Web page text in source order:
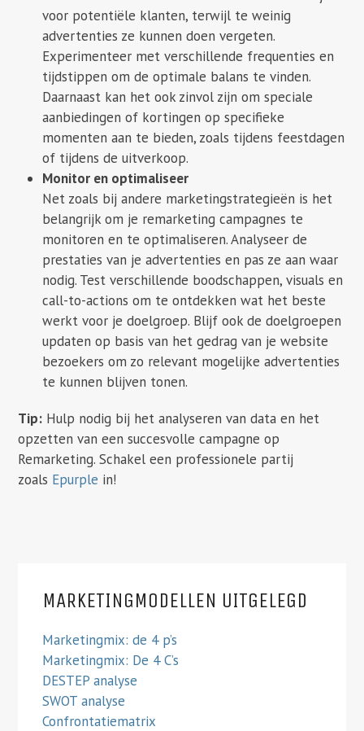
voor potentiële klanten, terwijl te weinig
advertenties ze kunnen doen vergeten.
Experimenteer met verschillende frequenties en
tijdstippen om de optimale balans te vinden.
Daarnaast kan het ook zinvol zijn om speciale
aanbiedingen of kortingen op specifieke
momenten aan te bieden, zoals tijdens feestdagen
of tijdens de uitverkoop.
Monitor en optimaliseer
Net zoals bij andere marketingstrategieën is het
belangrijk om je remarketing campagnes te
monitoren en te optimaliseren. Analyseer de
prestaties van je advertenties en pas ze aan waar
nodig. Test verschillende boodschappen, visuals en
call-to-actions om te ontdekken wat het beste
werkt voor je doelgroep. Blijf ook de doelgroepen
updaten op basis van het gedrag van je website
bezoekers om zo relevant mogelijke advertenties
te kunnen blijven tonen.
Tip: Hulp nodig bij het analyseren van data en het
opzetten van een succesvolle campagne op
Remarketing. Schakel een professionele partij
zoals Epurple in!
MARKETINGMODELLEN UITGELEGD
Marketingmix: de 4 p’s
Marketingmix: De 4 C’s
DESTEP analyse
SWOT analyse
Confrontatiematrix